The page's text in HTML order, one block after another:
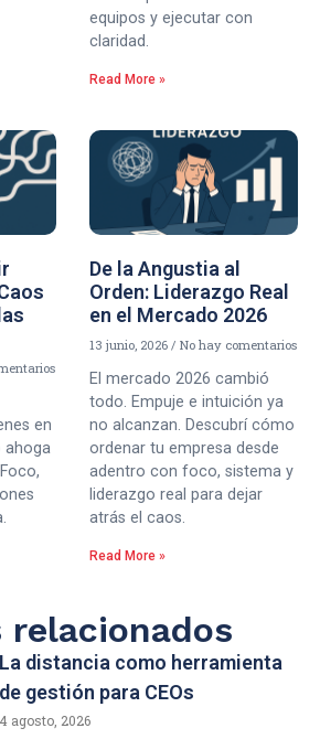
equipos y ejecutar con
claridad.
Read More »
en
ahoga
De la Angustia al
Orden: Liderazgo Real
en el Mercado 2026
13 junio, 2026 No hay comentarios
El mercado 2026 cambió
todo. Empuje e intuición ya
no alcanzan. Descubrí cómo
ordenar tu empresa desde
adentro con foco, sistema y
liderazgo real para dejar
atrás el caos.
Read More »
La distancia como herramienta
de gestión para CEOs
4 agosto, 2026